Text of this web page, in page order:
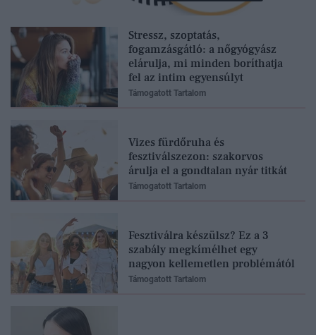
Stressz, szoptatás,
fogamzásgátló: a nőgyógyász
elárulja, mi minden boríthatja
fel az intim egyensúlyt
Támogatott Tartalom
Vizes fürdőruha és
fesztiválszezon: szakorvos
árulja el a gondtalan nyár titkát
Támogatott Tartalom
Fesztiválra készülsz? Ez a 3
szabály megkímélhet egy
nagyon kellemetlen problémától
Támogatott Tartalom